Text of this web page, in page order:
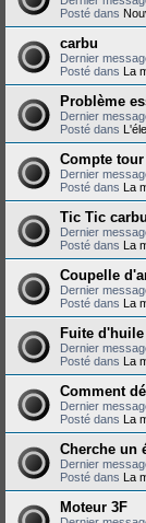
Posté dans
carbu
Dernier
Posté dans La
Problème
Dernier
Posté dans
Compte tour
Dernier
Posté dans La
Tic Tic
Dernier
Posté dans La
Coupelle
Dernier
Posté dans La
Fuite d'huile
Dernier
Posté dans La
Comment
Dernier
Posté dans La
Cherche un
Dernier
Posté dans La
Moteur 3F